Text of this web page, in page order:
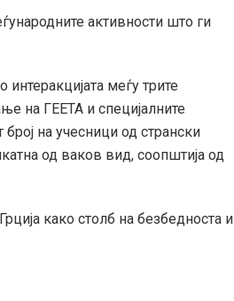
активности што ги
меѓу трите
на ГЕЕТА и специјалните
на учесници од странски
од ваков вид, соопштија од
како столб на безбедноста и